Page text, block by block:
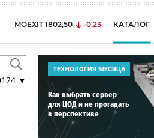
MOEXIT 1802,50 -0,23 КАТАЛОГ
▼
ТЕХНОЛОГИЯ МЕСЯЦА
Как выбрать сервер
для ЦОД и не прогадать
в перспективе